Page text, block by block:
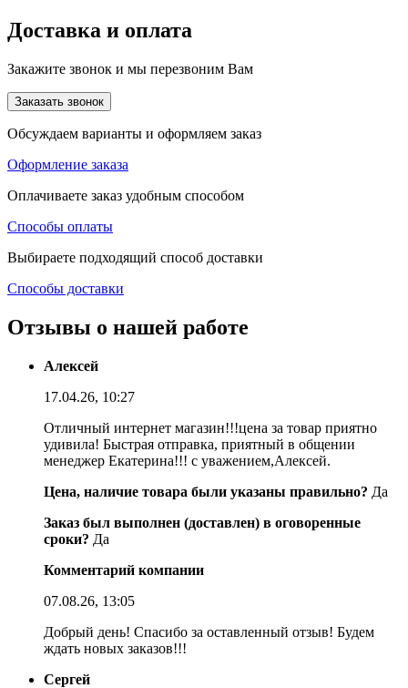
Доставка и оплата
Закажите звонок и мы перезвоним Вам
Заказать звонок
Обсуждаем варианты и оформляем заказ
Оформление заказа
Оплачиваете заказ удобным способом
Способы оплаты
Выбираете подходящий способ доставки
Способы доставки
Отзывы о нашей работе
Алексей
17.04.26, 10:27
Отличный интернет магазин!!!цена за товар приятно
удивила! Быстрая отправка, приятный в общении
менеджер Екатерина!!! с уважением,Алексей.
Цена, наличие товара были указаны правильно? Да
Заказ был выполнен (доставлен) в оговоренные
сроки? Да
Комментарий компании
07.08.26, 13:05
Добрый день! Спасибо за оставленный отзыв! Будем
ждать новых заказов!!!
Сергей